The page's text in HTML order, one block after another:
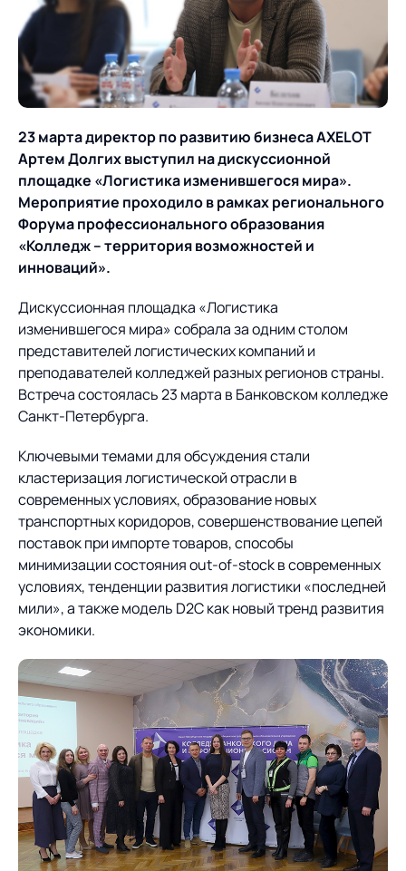
ИТ-аккредитация
Партнеры
Импортозамещение
Продукты
Управление цепями
поставок
Управление складами
Управление перевозками
и транспортным парком
Интегрированное
планирование
Управление
контейнерным
терминалом
Оптимизация в цепях
поставок
Управление двором
Логистический
консалтинг
Роботизация
AXELOT AI
Услуги
Логистический
консалтинг
Автоматизация
процессов
Техническое оснащение
Постпроектное
сопровождение
Нетворкинг и обмен
опытом вместе с AXELOT
Облачные сервисы
Формирование центров
Пресс-центр
Новости
Мероприятия
СМИ о нас
Архив мероприятий
Проекты
Проекты
Контакты
Контакты
Академия
Предложение для
учебных заведений
База знаний
База знаний
23 марта директор по развитию бизнесаAXELOT
Артем Долгих выступил на дискуссионной
площадке «Логистика изменившегося мира».
Мероприятие проходило в рамках регионального
Форума профессионального образования
«Колледж – территория возможностей и
инноваций».
Дискуссионная площадка «Логистика
изменившегося мира» собрала за одним столом
представителей логистических компаний и
преподавателей колледжей разных регионов страны.
Встреча состоялась 23 марта в Банковском колледже
Санкт-Петербурга.
Ключевыми темами для обсуждения стали
кластеризация логистической отрасли в
современных условиях, образование новых
транспортных коридоров, совершенствование цепей
поставок при импорте товаров, способы
минимизации состояния out-of-stock в современных
условиях, тенденции развития логистики «последней
мили», а также модель D2C как новый тренд развития
экономики.